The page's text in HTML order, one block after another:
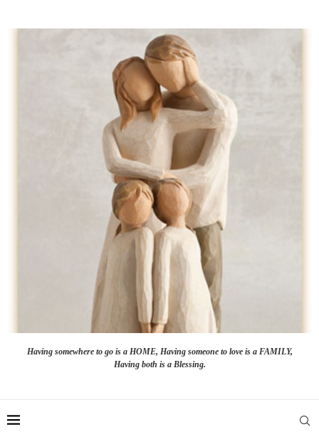
Having somewhere to go is a HOME, Having someone to love is a FAMILY,
Having both is a Blessing.